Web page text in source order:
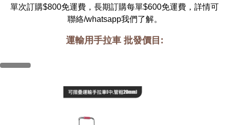
單次訂購$800免運費，長期訂購每單$600免運費，詳情可
聯絡/whatsapp我們了解。
運輸用手拉車 批發價目: